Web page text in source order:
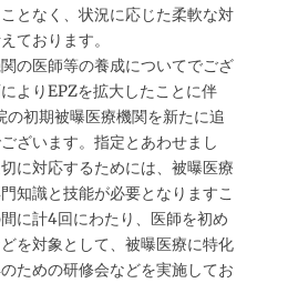
となく、状況に応じた柔軟な対
ております。
の医師等の養成についてでござ
よりEPZを拡大したことに伴
の初期被曝医療機関を新たに追
ざいます。指定とあわせまし
に対応するためには、被曝医療
知識と技能が必要となりますこ
に計4回にわたり、医師を初め
を対象として、被曝医療に特化
ための研修会などを実施してお